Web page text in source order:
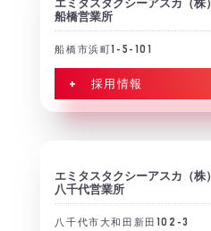
エミタスタクシーアスカ（株）
船橋営業所
船橋市浜町1-5-101
+ 採用情報
エミタスタクシーアスカ（株）
八千代営業所
八千代市大和田新田102-3